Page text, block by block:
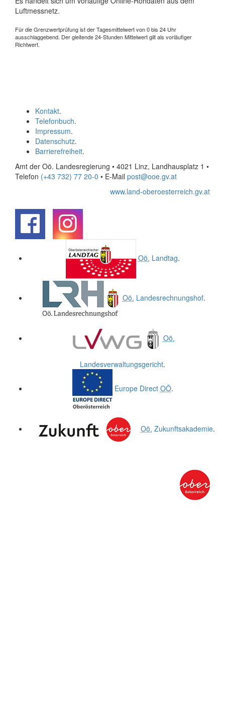
Luftmessnetz.
Für die Grenzwertprüfung ist der Tagesmittelwert von 0 bis 24 Uhr
ausschlaggebend. Der gleitende 24-Stunden Mittelwert gilt als vorläufiger
Richtwert.
Kontakt.
Telefonbuch.
Impressum.
Datenschutz.
Barrierefreiheit.
Amt der Oö. Landesregierung • 4021 Linz, Landhausplatz 1 •
Telefon (+43 732) 77 20-0 • E-Mail post@ooe.gv.at
www.land-oberoesterreich.gv.at
Oö. Landtag.
Oö. Landesrechnungshof.
Oö.
Landesverwaltungsgericht.
Europe Direct OÖ.
Oö. Zukunftsakademie.